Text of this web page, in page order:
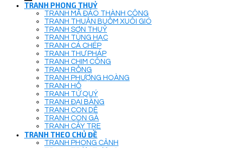
TRANH PHONG THUỶ
TRANH MÃ ĐÁO THÀNH CÔNG
TRANH THUẬN BUỒM XUÔI GIÓ
TRANH SƠN THUỶ
TRANH TÙNG HẠC
TRANH CÁ CHÉP
TRANH THƯ PHÁP
TRANH CHIM CÔNG
TRANH RỒNG
TRANH PHƯỢNG HOÀNG
TRANH HỔ
TRANH TỨ QUÝ
TRANH ĐẠI BÀNG
TRANH CON DÊ
TRANH CON GÀ
TRANH CÂY TRE
TRANH THEO CHỦ ĐỀ
TRANH PHONG CẢNH